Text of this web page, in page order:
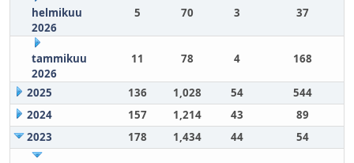
helmikuu
2026
5 70 3 37
tammikuu
2026
11 78 4 168
2025 136 1,028 54
544
2024
157 1,214 43
89
2023
178 1,434 44 54